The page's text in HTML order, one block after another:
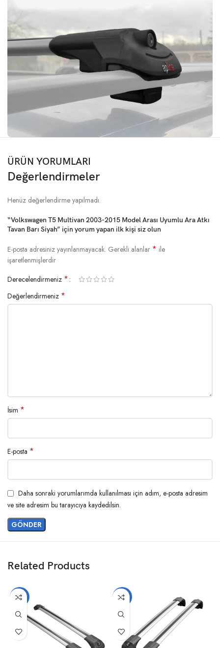
ÜRÜN YORUMLARI
Değerlendirmeler
Henüz değerlendirme yapılmadı.
“Volkswagen T5 Multivan 2003-2015 Model Arası Uyumlu Ara Atkı
Tavan Barı Siyah” için yorum yapan ilk kişi siz olun
E-posta adresiniz yayınlanmayacak. Gerekli alanlar * ile
işaretlenmişlerdir
Derecelendirmeniz *
Değerlendirmeniz *
İsim *
E-posta *
Daha sonraki yorumlarımda kullanılması için adım, e-posta adresim
ve site adresim bu tarayıcıya kaydedilsin.
Related Products
-17% -14%